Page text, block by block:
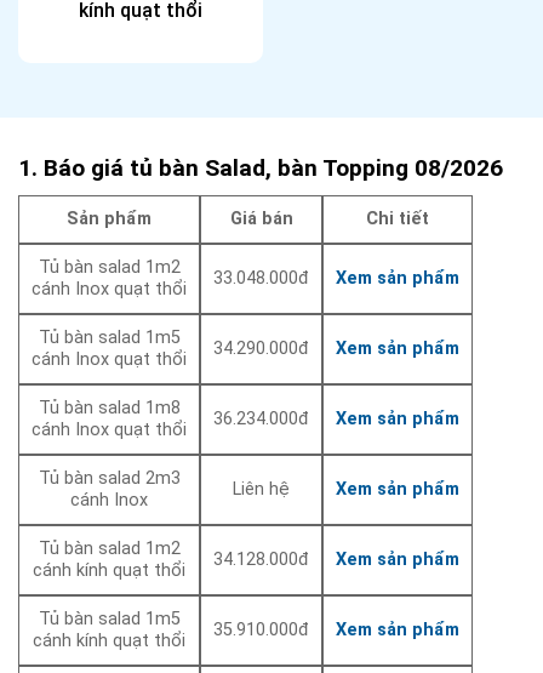
kính quạt thổi
1. Báo giá tủ bàn Salad, bàn Topping 08/2026
Sản phẩm Giá bán Chi tiết
Tủ bàn salad 1m2
cánh Inox quạt thổi
33.048.000đ Xem sản phẩm
Tủ bàn salad 1m5
cánh Inox quạt thổi
34.290.000đ Xem sản phẩm
Tủ bàn salad 1m8
cánh Inox quạt thổi
36.234.000đ Xem sản phẩm
Tủ bàn salad 2m3
cánh Inox
Liên hệ Xem sản phẩm
Tủ bàn salad 1m2
cánh kính quạt thổi
34.128.000đ Xem sản phẩm
Tủ bàn salad 1m5
cánh kính quạt thổi
35.910.000đ Xem sản phẩm